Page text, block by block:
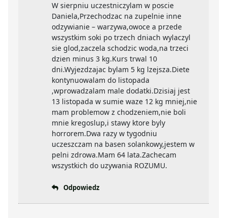
W sierpniu uczestniczylam w poscie
Daniela,Przechodzac na zupelnie inne
odzywianie – warzywa,owoce a przede
wszystkim soki po trzech dniach wylaczyl
sie glod,zaczela schodzic woda,na trzeci
dzien minus 3 kg.Kurs trwal 10
dni.Wyjezdzajac bylam 5 kg lzejsza.Diete
kontynuowalam do listopada
,wprowadzalam male dodatki.Dzisiaj jest
13 listopada w sumie waze 12 kg mniej,nie
mam problemow z chodzeniem,nie boli
mnie kregoslup,i stawy ktore byly
horrorem.Dwa razy w tygodniu
uczeszczam na basen solankowy,jestem w
pelni zdrowa.Mam 64 lata.Zachecam
wszystkich do uzywania ROZUMU.
Odpowiedz